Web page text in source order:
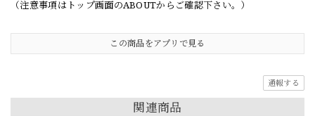
（注意事項はトップ画面のABOUTからご確認下さい。）
この商品をアプリで見る
通報する
関連商品